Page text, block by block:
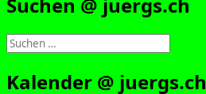
Suchen
nach:
Kalender @ juergs.ch